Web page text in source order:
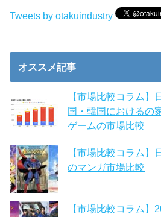
Tweets by otakuindustry
オススメ記事
【市場比較コラム】
国・韓国におけるの
ゲームの市場比較
【市場比較コラム】
のマンガ市場比較
【市場比較コラム】